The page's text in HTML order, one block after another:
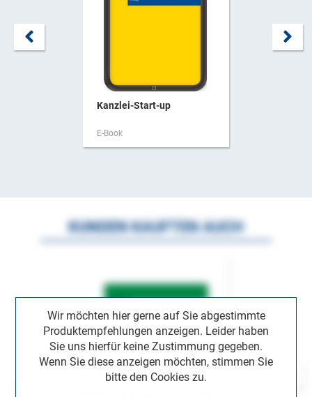
Kanzlei-Start-up
E-Book
Wir möchten hier gerne auf Sie abgestimmte
Produktempfehlungen anzeigen. Leider haben
Sie uns hierfür keine Zustimmung gegeben.
Wenn Sie diese anzeigen möchten, stimmen Sie
bitte den Cookies zu.
KUNDEN KAUFTEN AUCH